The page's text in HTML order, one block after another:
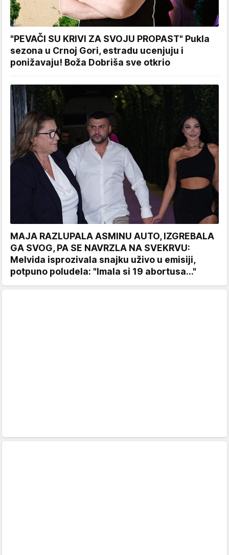
"PEVAČI SU KRIVI ZA SVOJU PROPAST" Pukla
sezona u Crnoj Gori, estradu ucenjuju i
ponižavaju! Boža Dobriša sve otkrio
MAJA RAZLUPALA ASMINU AUTO, IZGREBALA
GA SVOG, PA SE NAVRZLA NA SVEKRVU:
Melvida isprozivala snajku uživo u emisiji,
potpuno poludela: "Imala si 19 abortusa..."